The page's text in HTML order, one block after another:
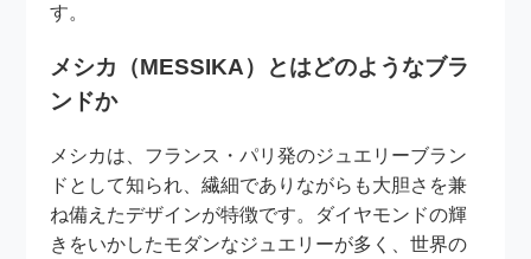
す。
メシカ（MESSIKA）とはどのようなブラ
ンドか
メシカは、フランス・パリ発のジュエリーブラン
ドとして知られ、繊細でありながらも大胆さを兼
ね備えたデザインが特徴です。ダイヤモンドの輝
きをいかしたモダンなジュエリーが多く、世界の